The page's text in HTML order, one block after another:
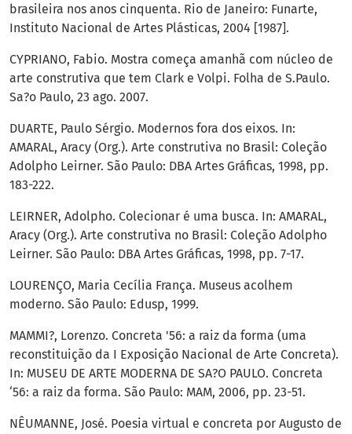
brasileira nos anos cinquenta. Rio de Janeiro: Funarte,
Instituto Nacional de Artes Plásticas, 2004 [1987].
CYPRIANO, Fabio. Mostra começa amanhã com núcleo de
arte construtiva que tem Clark e Volpi. Folha de S.Paulo.
Sa?o Paulo, 23 ago. 2007.
DUARTE, Paulo Sérgio. Modernos fora dos eixos. In:
AMARAL, Aracy (Org.). Arte construtiva no Brasil: Coleção
Adolpho Leirner. São Paulo: DBA Artes Gráficas, 1998, pp.
183-222.
LEIRNER, Adolpho. Colecionar é uma busca. In: AMARAL,
Aracy (Org.). Arte construtiva no Brasil: Coleção Adolpho
Leirner. São Paulo: DBA Artes Gráficas, 1998, pp. 7-17.
LOURENÇO, Maria Cecília França. Museus acolhem
moderno. São Paulo: Edusp, 1999.
MAMMI?, Lorenzo. Concreta '56: a raiz da forma (uma
reconstituição da I Exposição Nacional de Arte Concreta).
In: MUSEU DE ARTE MODERNA DE SA?O PAULO. Concreta
‘56: a raiz da forma. São Paulo: MAM, 2006, pp. 23-51.
NÊUMANNE, José. Poesia virtual e concreta por Augusto de